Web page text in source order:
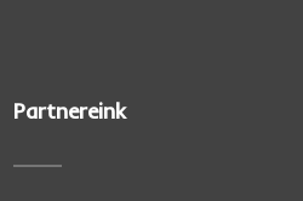
Partnereink